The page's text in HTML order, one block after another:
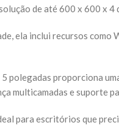
de até 600 x 600 x
ela inclui recursos
polegadas proporciona
multicamadas e suporte
para escritórios que